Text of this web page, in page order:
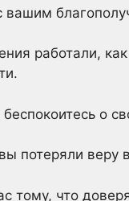
вашим
работали,
о
потеряли веру
тому, что